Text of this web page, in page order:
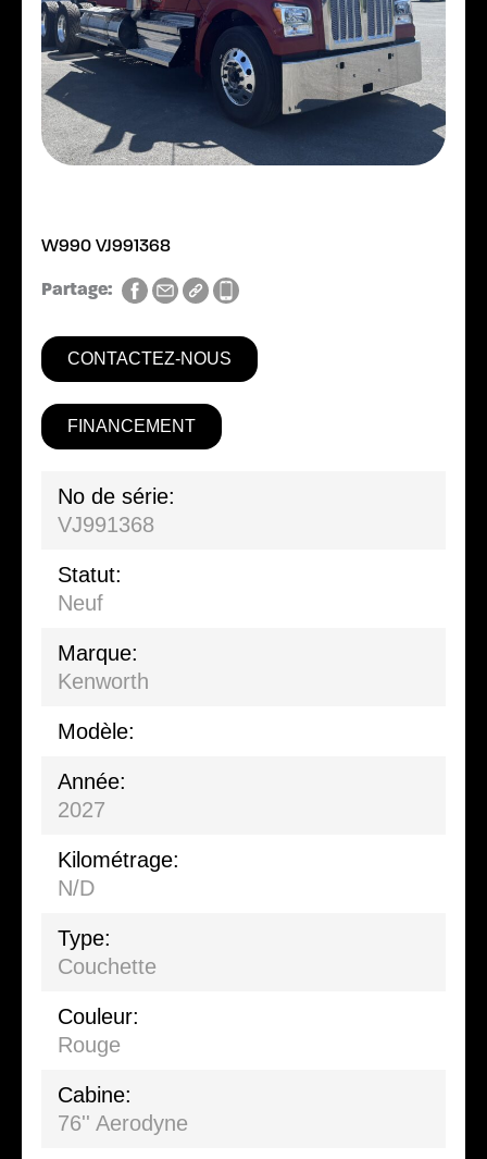
W990 VJ991368
Partage:
CONTACTEZ-NOUS
FINANCEMENT
No de série:
VJ991368
Statut:
Neuf
Marque:
Kenworth
Modèle:
Année:
2027
Kilométrage:
N/D
Type:
Couchette
Couleur:
Rouge
Cabine:
76'' Aerodyne